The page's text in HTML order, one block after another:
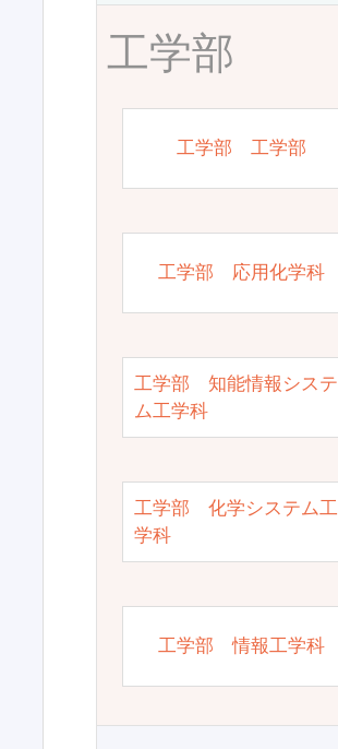
工学部
工学部 工学部
工学部 応用化学科
工学部 知能情報システ
ム工学科
工学部 化学システム工
学科
工学部 情報工学科